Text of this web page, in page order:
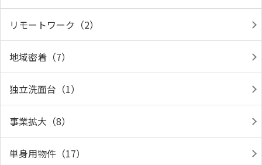
リモートワーク（2）
地域密着（7）
独立洗面台（1）
事業拡大（8）
単身用物件（17）